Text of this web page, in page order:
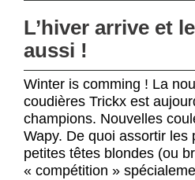
L’hiver arrive et
aussi !
Winter is comming ! La
coudières Trickx est
champions. Nouvelles
Wapy. De quoi assortir
petites têtes blondes (ou
« compétition »